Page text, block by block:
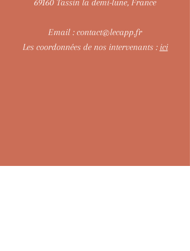
69160 Tassin la demi-lune, France
Email :contact@lecapp.fr
Les coordonnées de nos intervenants : ici